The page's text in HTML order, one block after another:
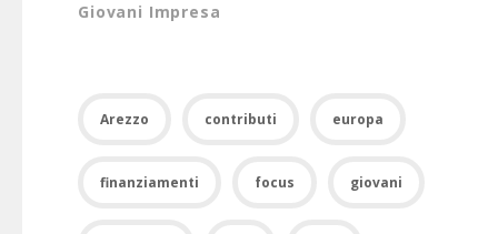
Giovani Impresa
Arezzo contributi europa
finanziamenti focus giovani